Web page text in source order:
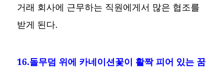
거래 회사에 근무하는 직원에게서 많은 협조를
받게 된다.
16.돌무덤 위에 카네이션꽃이 활짝 피어 있는 꿈